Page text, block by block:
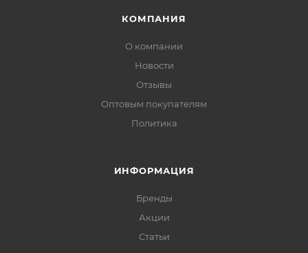
КОМПАНИЯ
О компании
Новости
Отзывы
Оптовым покупателям
Политика
ИНФОРМАЦИЯ
Бренды
Акции
Статьи